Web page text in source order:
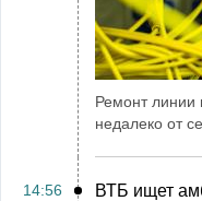
Ремонт линии
недалеко от
14:56
ВТБ ищет